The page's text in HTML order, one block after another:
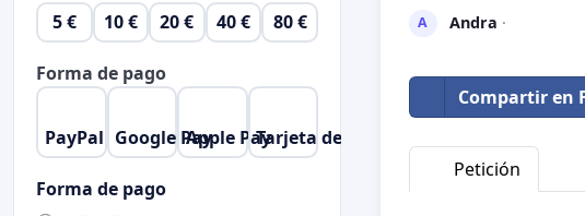
A Andra ·
Compartir en
Petición
5 € 10 € 20 € 40 € 80 €
Forma de pago
PayPal Google PayApple PayTarjeta de crédito
Forma de pago